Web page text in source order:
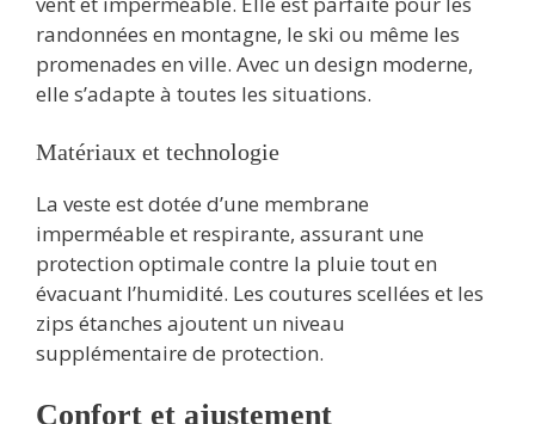
randonnées en montagne, le ski ou même les
promenades en ville. Avec un design moderne,
elle s’adapte à toutes les situations.
Matériaux et technologie
La veste est dotée d’une membrane
imperméable et respirante, assurant une
protection optimale contre la pluie tout en
évacuant l’humidité. Les coutures scellées et les
zips étanches ajoutent un niveau
supplémentaire de protection.
Confort et ajustement